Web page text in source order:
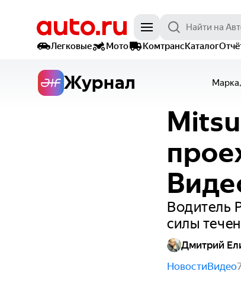
Легковые
Мото КомтрансКаталог
Журнал
Водитель
силы
Дмитрий
НовостиВидео